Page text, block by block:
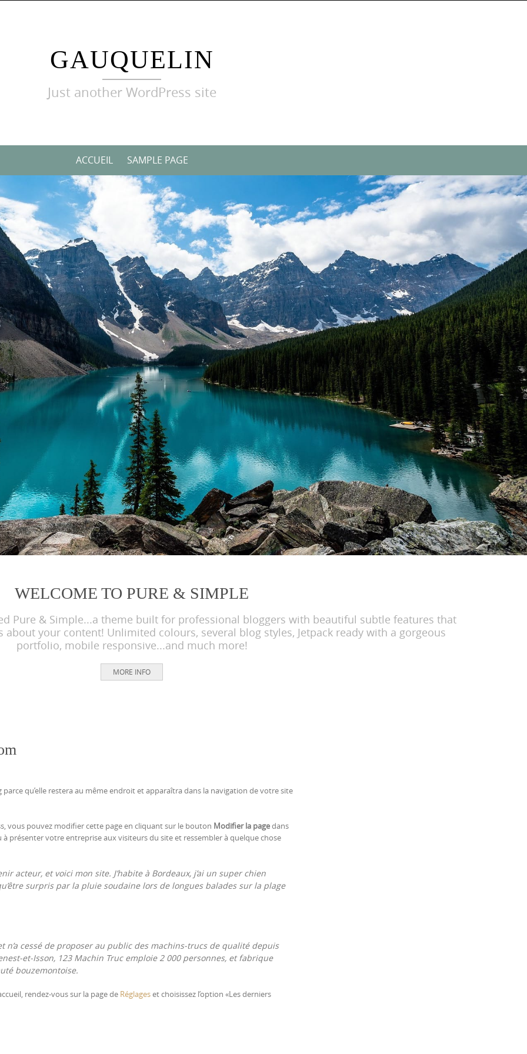
GAUQUELIN
Just another WordPress site
ACCUEIL SAMPLE PAGE
WELCOME TO PURE & SIMPLE
Pure & Simple...a theme built for professional bloggers with beautiful subtle features that
your content! Unlimited colours, several blog styles, Jetpack ready with a gorgeous
portfolio, mobile responsive...and much more!
MORE INFO
parce qu’elle restera au même endroit et apparaîtra dans la navigation de votre site
vous pouvez modifier cette page en cliquant sur le bouton Modifier la pagedans
présenter votre entreprise aux visiteurs du site et ressembler à quelque chose
acteur, et voici mon site. J’habite à Bordeaux, j’ai un super chien
surpris par la pluie soudaine lors de longues balades sur la plage
n’a cessé de proposer au public des machins-trucs de qualité depuis
et-Isson, 123 Machin Truc emploie 2 000 personnes, et fabrique
bouzemontoise.
rendez-vous sur la page de Réglageset choisissez l’option «Les derniers